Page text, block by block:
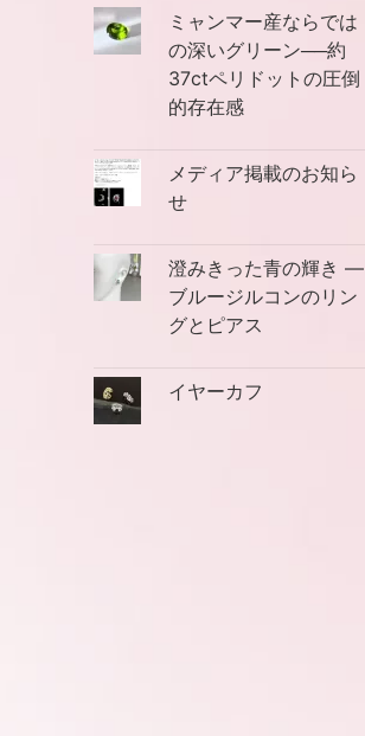
ミャンマー産ならでは
の深いグリーン──約
37ctペリドットの圧倒
的存在感
メディア掲載のお知ら
せ
澄みきった青の輝き ―
ブルージルコンのリン
グとピアス
イヤーカフ